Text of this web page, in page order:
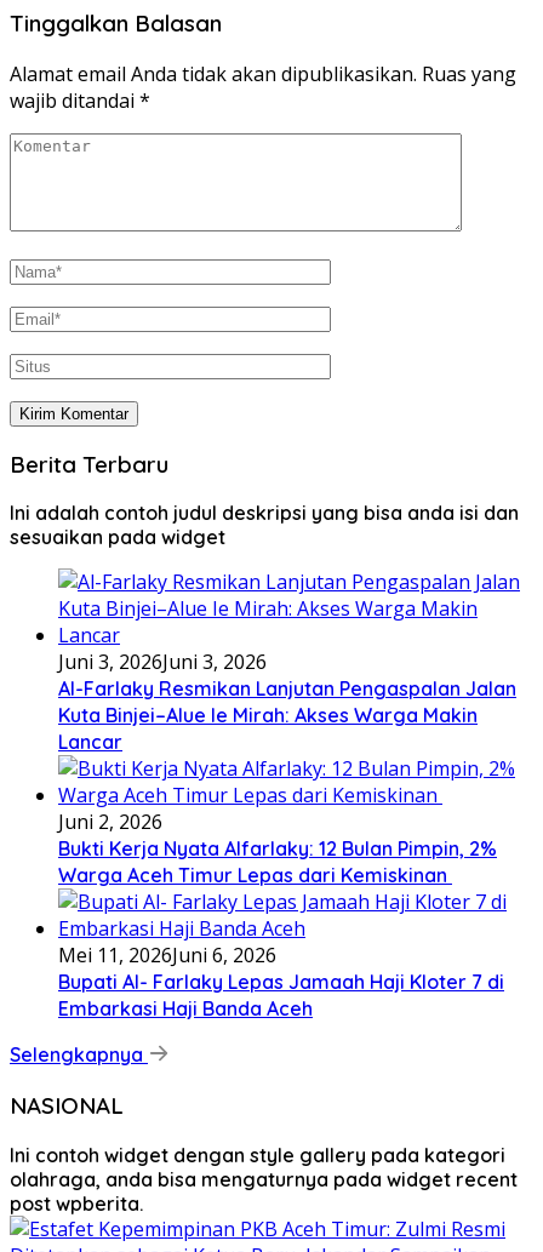
Tinggalkan Balasan
Alamat email Anda tidak akan dipublikasikan. Ruas yang
wajib ditandai *
Berita Terbaru
Ini adalah contoh judul deskripsi yang bisa anda isi dan
sesuaikan pada widget
Juni 3, 2026Juni 3, 2026
Al-Farlaky Resmikan Lanjutan Pengaspalan Jalan
Kuta Binjei–Alue Ie Mirah: Akses Warga Makin
Lancar
Juni 2, 2026
Bukti Kerja Nyata Alfarlaky: 12 Bulan Pimpin, 2%
Warga Aceh Timur Lepas dari Kemiskinan ‎
Mei 11, 2026Juni 6, 2026
Bupati Al- Farlaky Lepas Jamaah Haji Kloter 7 di
Embarkasi Haji Banda Aceh
Selengkapnya
NASIONAL
Ini contoh widget dengan style gallery pada kategori
olahraga, anda bisa mengaturnya pada widget recent
post wpberita.